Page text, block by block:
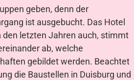
geben, denn der
ist ausgebucht. Das Hotel
den letzten Jahren auch, stimmt
ab, welche
gebildet werden. Beachtet
die Baustellen in Duisburg und